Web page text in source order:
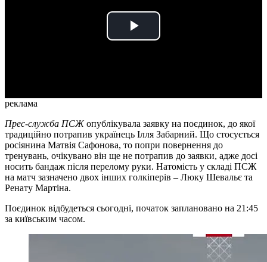
Play
реклама
Прес-служба ПСЖ опублікувала заявку на поєдинок, до якої
традиційно потрапив українець Ілля Забарний. Що стосується
росіянина Матвія Сафонова, то попри повернення до
тренувань, очікувано він ще не потрапив до заявки, адже досі
носить бандаж після перелому руки. Натомість у складі ПСЖ
на матч зазначено двох інших голкіперів – Люку Шевальє та
Ренату Мартіна.
Поєдинок відбудеться сьогодні, початок заплановано на 21:45
за київським часом.